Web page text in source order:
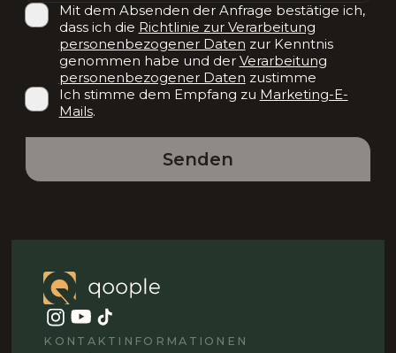
Mit dem Absenden der Anfrage bestätige ich,
dass ich die Richtlinie zur Verarbeitung
personenbezogener Daten zur Kenntnis
genommen habe und der Verarbeitung
personenbezogener Daten zustimme
Ich stimme dem Empfang zu Marketing-E-
Mails.
Senden
KONTAKTINFORMATIONEN